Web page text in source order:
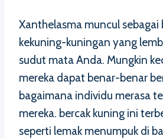
Xanthelasma muncul sebagai
kekuning-kuningan yang
sudut mata Anda. Mungkin
mereka dapat benar-benar
bagaimana individu merasa
mereka. bercak kuning ini
seperti lemak menumpuk di